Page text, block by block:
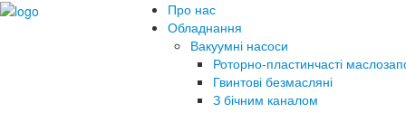
Про нас
Обладнання
Вакуумні насоси
Роторно-пластинчасті
Гвинтові безмасляні
З бічним каналом